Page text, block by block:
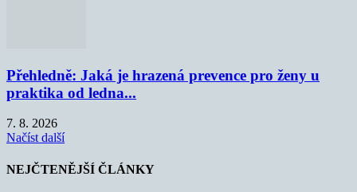
Přehledně: Jaká je hrazená prevence pro ženy u
praktika od ledna...
7. 8. 2026
Načíst další
NEJČTENĚJŠÍ ČLÁNKY